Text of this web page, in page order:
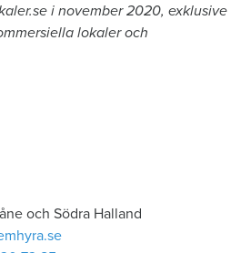
i november 2020, exklusive
lokaler och
och Södra Halland